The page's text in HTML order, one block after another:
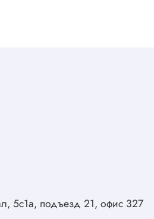
5с1а, подъезд 21, офис 327